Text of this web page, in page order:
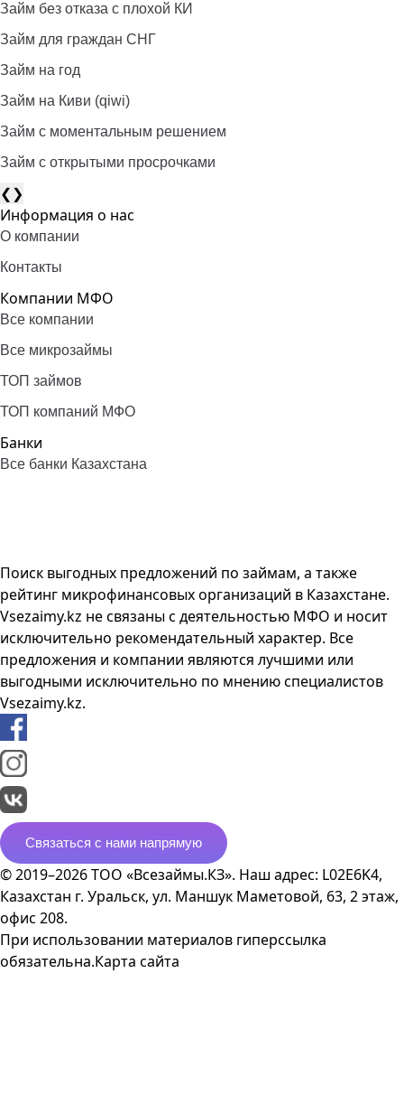
Займ без отказа с плохой КИ
Займ для граждан СНГ
Займ на год
Займ на Киви (qiwi)
Займ c моментальным решением
Займ с открытыми просрочками
❮❯
Информация о нас
О компании
Контакты
Компании МФО
Все компании
Все микрозаймы
ТОП займов
ТОП компаний МФО
Банки
Все банки Казахстана
Поиск выгодных предложений по займам, а также
рейтинг микрофинансовых организаций в Казахстане.
Vsezaimy.kz не связаны с деятельностью МФО и носит
исключительно рекомендательный характер. Все
предложения и компании являются лучшими или
выгодными исключительно по мнению специалистов
Vsezaimy.kz.
Связаться с нами напрямую
© 2019–2026 ТОО «Всезаймы.КЗ». Наш адрес: L02E6K4,
Казахстан г. Уральск, ул. Маншук Маметовой, 63, 2 этаж,
офис 208.
При использовании материалов гиперссылка
обязательна.Карта сайта